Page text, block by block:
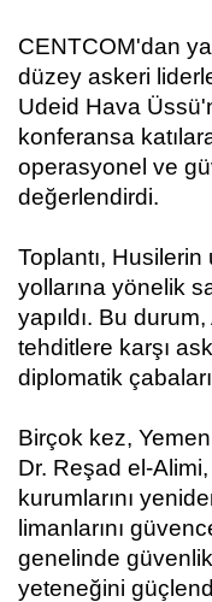
CENTCOM'dan
düzey askeri
Udeid Hava
konferansa
operasyonel ve
değerlendirdi.
Toplantı,
yollarına yönelik
yapıldı. Bu
tehditlere karşı
diplomatik
Birçok kez,
Dr. Reşad el-
kurumlarını
limanlarını
genelinde
yeteneğini